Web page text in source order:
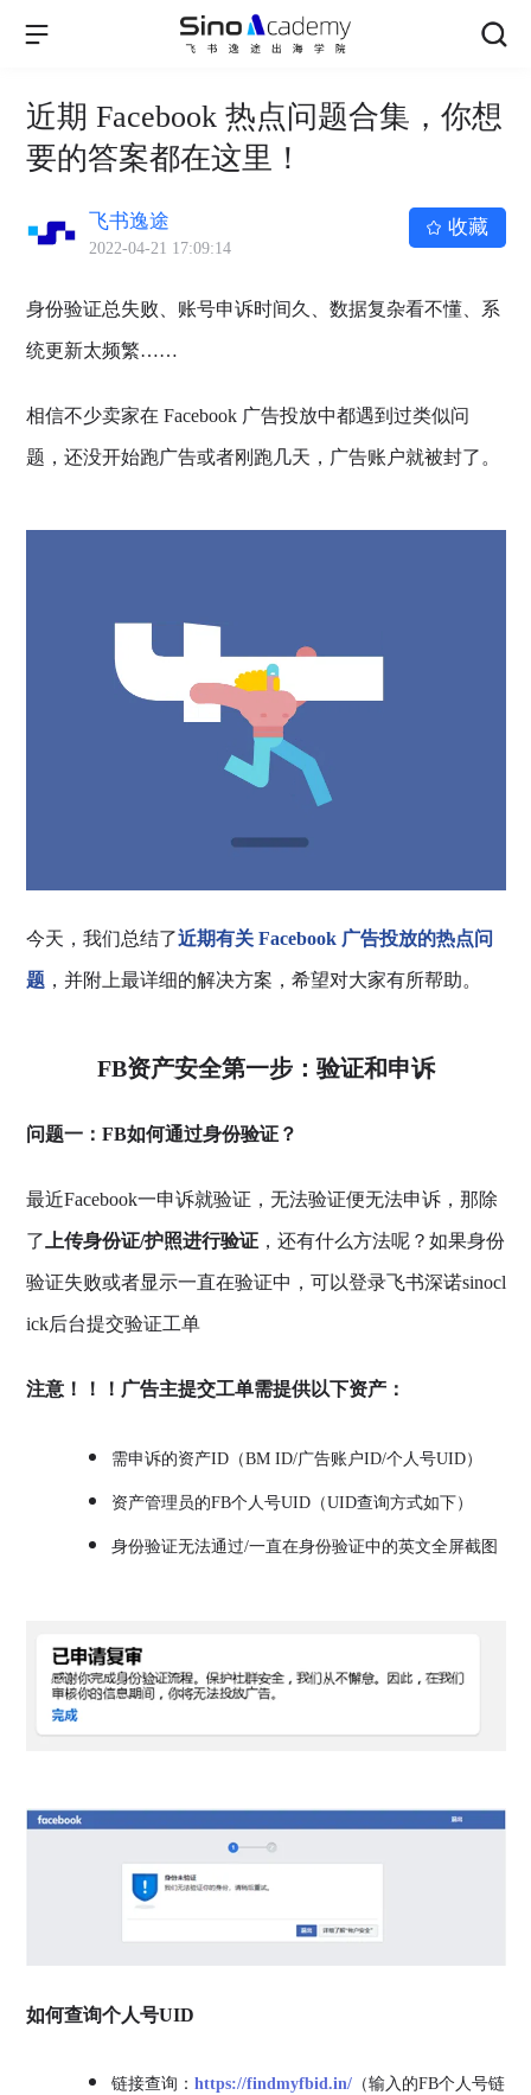
近期 Facebook 热点问题合集，你想
要的答案都在这里！
飞书逸途
2022-04-21 17:09:14
收藏
身份验证总失败、账号申诉时间久、数据复杂看不懂、系
统更新太频繁……
相信不少卖家在 Facebook 广告投放中都遇到过类似问
题，还没开始跑广告或者刚跑几天，广告账户就被封了。
今天，我们总结了近期有关 Facebook 广告投放的热点问
题，并附上最详细的解决方案，希望对大家有所帮助。
FB资产安全第一步：验证和申诉
问题一：FB如何通过身份验证？
最近Facebook一申诉就验证，无法验证便无法申诉，那除
了上传身份证/护照进行验证，还有什么方法呢？如果身份
验证失败或者显示一直在验证中，可以登录飞书深诺sinocl
ick后台提交验证工单
注意！！！广告主提交工单需提供以下资产：
需申诉的资产ID（BM ID/广告账户ID/个人号UID）
资产管理员的FB个人号UID（UID查询方式如下）
身份验证无法通过/一直在身份验证中的英文全屏截图
如何查询个人号UID
链接查询： https://findmyfbid.in/（输入的FB个人号链